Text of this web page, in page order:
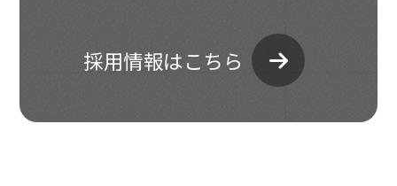
採用情報はこちら